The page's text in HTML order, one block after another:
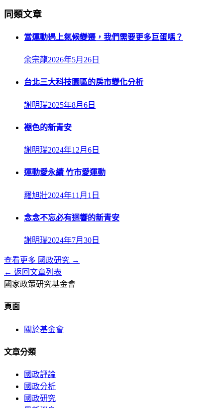
同類文章
當運動遇上氣候變遷，我們需要更多巨蛋嗎？
余宗龍2026年5月26日
台北三大科技園區的房市變化分析
謝明瑞2025年8月6日
褪色的新青安
謝明瑞2024年12月6日
運動愛永續 竹市愛運動
羅旭壯2024年11月1日
念念不忘必有迴響的新青安
謝明瑞2024年7月30日
查看更多 國政研究 →
← 返回文章列表
國家政策研究基金會
頁面
關於基金會
文章分類
國政評論
國政分析
國政研究